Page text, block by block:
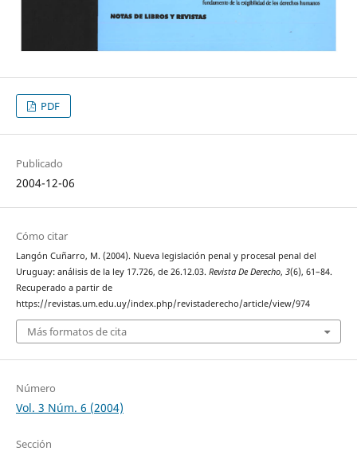
PDF
Publicado
2004-12-06
Cómo citar
Langón Cuñarro, M. (2004). Nueva legislación penal y procesal penal del
Uruguay: análisis de la ley 17.726, de 26.12.03. Revista De Derecho, 3(6), 61–84.
Recuperado a partir de
https://revistas.um.edu.uy/index.php/revistaderecho/article/view/974
Más formatos de cita
Número
Vol. 3 Núm. 6 (2004)
Sección